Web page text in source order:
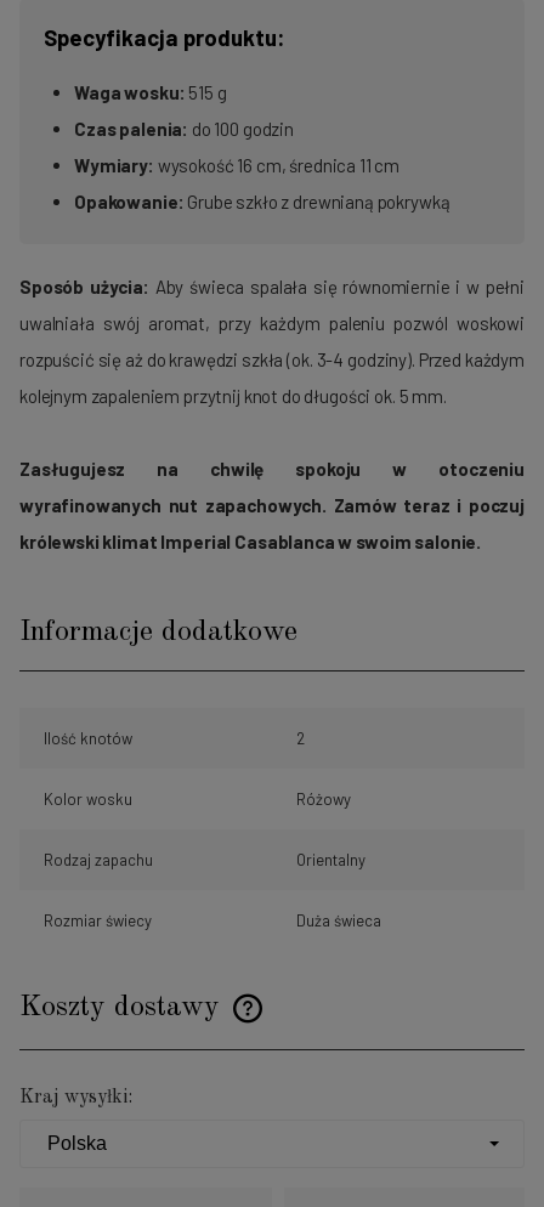
Specyfikacja produktu:
Waga wosku: 515 g
Czas palenia: do 100 godzin
Wymiary: wysokość 16 cm, średnica 11 cm
Opakowanie: Grube szkło z drewnianą pokrywką
Sposób użycia: Aby świeca spalała się równomiernie i w pełni
uwalniała swój aromat, przy każdym paleniu pozwól woskowi
rozpuścić się aż do krawędzi szkła (ok. 3-4 godziny). Przed każdym
kolejnym zapaleniem przytnij knot do długości ok. 5 mm.
Zasługujesz na chwilę spokoju w otoczeniu
wyrafinowanych nut zapachowych. Zamów teraz i poczuj
królewski klimat Imperial Casablanca w swoim salonie.
Informacje dodatkowe
Ilość knotów 2
Kolor wosku Różowy
Rodzaj zapachu Orientalny
Rozmiar świecy Duża świeca
Koszty dostawy
Cena nie zawiera ewentualnych kosztów płatności
Kraj wysyłki: